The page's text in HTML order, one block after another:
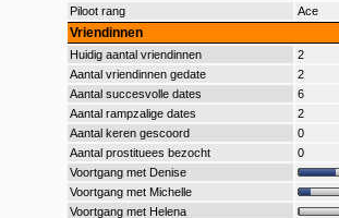
Piloot rang
Ace
Vriendinnen
Huidig aantal vriendinnen
2
Aantal vriendinnen gedate
2
Aantal succesvolle dates
6
Aantal rampzalige dates
2
Aantal keren gescoord
0
Aantal prostituees bezocht
0
Voortgang met Denise
Voortgang met Michelle
Voortgang met Helena